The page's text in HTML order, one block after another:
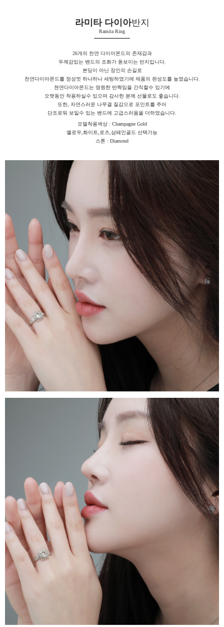
라미타 다이아반지
Ramita Ring
26개의 천연 다이아몬드의 존재감과
두께감있는 밴드의 조화가 돋보이는 반지입니다.
본딩이 아닌 장인의 손길로
천연다이아몬드를 정성껏 하나하나 세팅하였기에 제품의 완성도를 높였습니다.
쳔연다이아몬드는 영원한 반짝임을 간직할수 있기에
오랫동안 착용하실수 있으며 감사한 분께 선물로도 좋습니다.
또한, 자연스러운 나무결 질감으로 포인트를 주어
단조로워 보일수 있는 밴드에 고급스러움을 더하였습니다.
모델착용색상 : Champagne Gold
옐로우,화이트,로즈,샴페인골드 선택가능
스톤 : Diamond